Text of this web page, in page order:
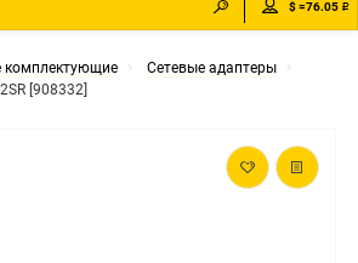
$ =76.05 ₽
комплектующие
Сетевые адаптеры
[908332]